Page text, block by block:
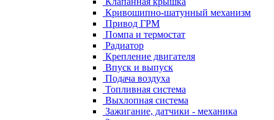
Кривошипно-шатунный механизм
Привод ГРМ
Помпа и термостат
Радиатор
Крепление двигателя
Впуск и выпуск
Подача воздуха
Топливная система
Выхлопная система
Зажигание, датчики - механика